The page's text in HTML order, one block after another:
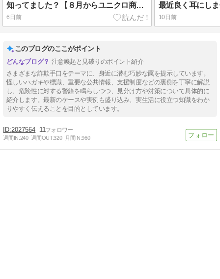
知ってました？【８月からユニクロ商品が１着１０００円値上がりします！】
6日前 10日前
このブログのここがポイント
注意喚起と見破りのポイント紹介
さまざまな詐欺手口をテーマに、身近に潜む巧妙な罠を提示しています。
怪しいハガキや標識、重要な公共情報、支援制度などの裏側を丁寧に解説
し、危険性に対する警鐘を鳴らしつつ、見分け方や対策について具体的に
紹介します。最新のケースや実例も盛り込み、実生活に役立つ知識をわか
りやすく伝えることを目的としています。
2027564 11
週間IN:240 週間OUT:320 月間IN:960